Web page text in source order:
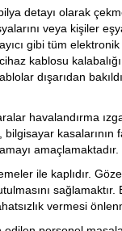
detayı olarak
veya kişiler
gibi tüm
kablosu
dışarıdan
havalandırma
kasalarının
amaçlamaktadır.
ile kaplıdır.
vermesi